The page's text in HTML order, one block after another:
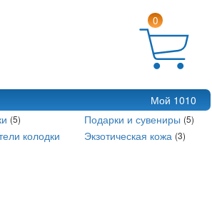
0
Мой 1010
(5) Подарки и сувениры (5)
колодки
Экзотическая кожа (3)